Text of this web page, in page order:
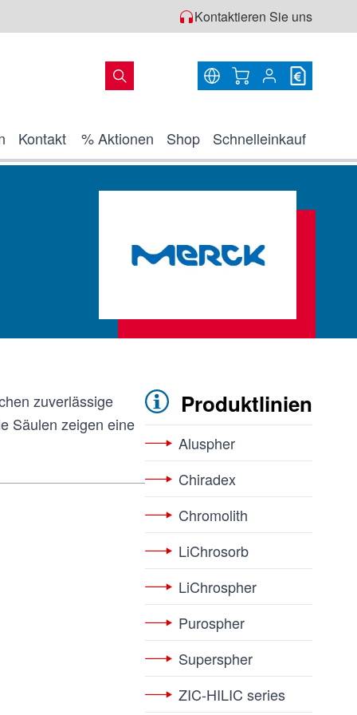
Kontaktieren Sie uns
Warenkorb
Kontakt % Aktionen Shop Schnelleinkauf
zuverlässige
Säulen zeigen eine
Produktlinien
Aluspher
Chiradex
Chromolith
LiChrosorb
LiChrospher
Purospher
Superspher
ZIC-HILIC series